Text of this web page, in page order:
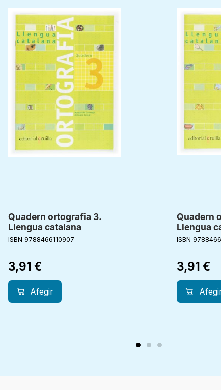
Quadern ortografia 3.
Llengua catalana
ISBN 9788466110907
3,91 €
Afegir
Quadern
Llengua
ISBN
3,91 €